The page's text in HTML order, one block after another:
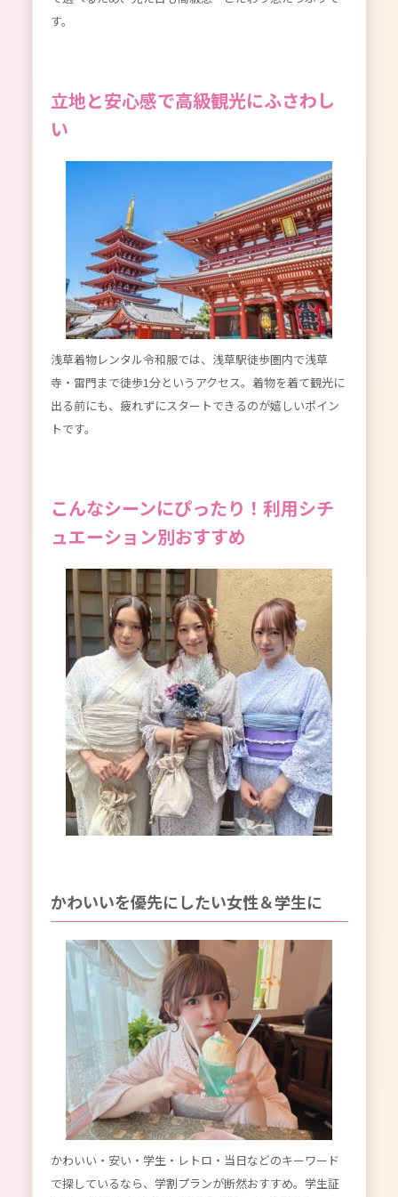
す。
立地と安心感で高級観光にふさわし
い
浅草着物レンタル令和服では、浅草駅徒歩圏内で浅草
寺・雷門まで徒歩1分というアクセス。着物を着て観光に
出る前にも、疲れずにスタートできるのが嬉しいポイン
トです。
こんなシーンにぴったり！利用シチ
ュエーション別おすすめ
かわいいを優先にしたい女性＆学生に
かわいい・安い・学生・レトロ・当日などのキーワード
で探しているなら、学割プランが断然おすすめ。学生証